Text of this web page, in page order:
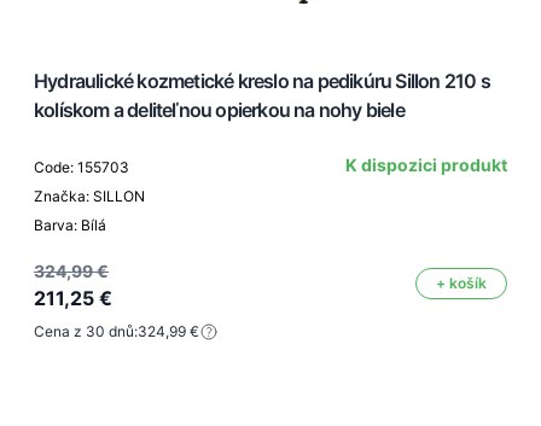
Hydraulické kozmetické kreslo na pedikúru Sillon 210 s
kolískom a deliteľnou opierkou na nohy biele
Code: 155703
Značka: SILLON
Barva: Bílá
K dispozici produkt
324,99 €
211,25 €
+ košík
Cena z 30 dnů:324,99 €